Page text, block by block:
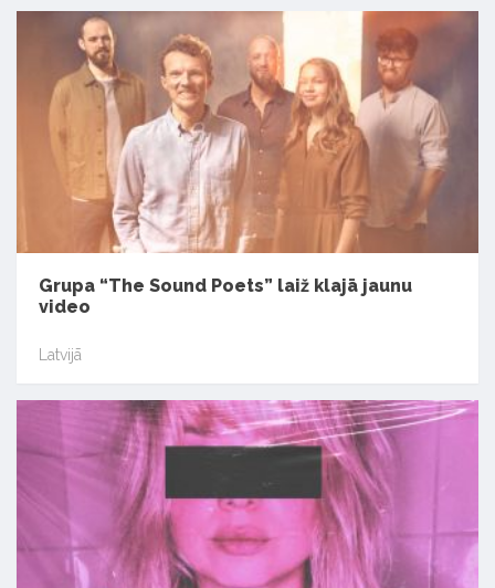
Grupa “The Sound Poets” laiž klajā jaunu
video
Latvijā